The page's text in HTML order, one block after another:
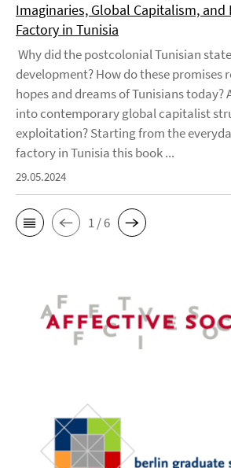
Imaginaries, Global Capitalism, and
Factory in Tunisia
Why did the postcolonial Tunisian
development? How do these promises
hopes and dreams of Tunisians today?
into contemporary global capitalist
exploitation? Starting from the
factory in Tunisia this book ...
29.05.2024
1 / 6